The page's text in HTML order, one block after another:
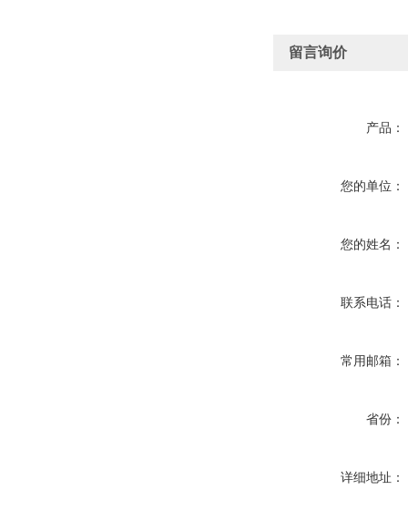
留言询价
产品：
您的单位：
您的姓名：
联系电话：
常用邮箱：
省份：
详细地址：